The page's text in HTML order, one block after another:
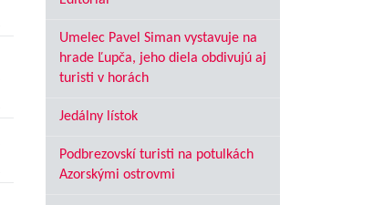
Umelec Pavel Siman vystavuje na
hrade Ľupča, jeho diela obdivujú aj
turisti v horách
Jedálny lístok
Podbrezovskí turisti na potulkách
Azorskými ostrovmi